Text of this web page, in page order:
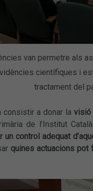
van permetre als
científiques i
tractament del
consistir a donar la visió
de l’Institut
un control adequat
quines actuacions pot